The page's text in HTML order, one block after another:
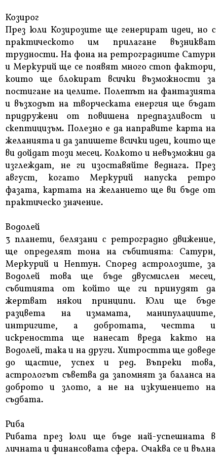
Козирог
През юли Козирозите ще генерират идеи, но с
практическото им прилагане възникват
трудности. На фона на ретроградните Сатурн
и Меркурий ще се появят много стоп фактори,
които ще блокират всички възможности за
постигане на целите. Полетът на фантазията
и възходът на творческата енергия ще бъдат
придружени от повишена предпазливост и
скептицизъм. Полезно е да направите карта на
желанията и да запишете всички идеи, които ще
ви дойдат този месец. Колкото и невъзможни да
изглеждат, не ги изоставяйте веднага. През
август, когато Меркурий напуска ретро
фазата, картата на желанието ще ви бъде от
практическо значение.
Водолей
3 планети, белязани с ретроградно движение,
ще определят тона на събитията: Сатурн,
Меркурий и Нептун. Според астролозите, за
Водолей това ще бъде двусмислен месец,
събитията от който ще ги принудят да
жертват някои принципи. Юли ще бъде
разцвета на измамата, манипулациите,
интригите, а добротата, честта и
искреността ще нанесат вреда както на
Водолей, така и на други. Хитростта ще доведе
до щастие, успех и ред. Въпреки това,
астрологът съветва да запомнят за баланса на
доброто и злото, а не на изкушението на
съдбата.
Риба
Рибата през юли ще бъде най-успешната в
личната и финансовата сфера. Очаква се и вълна